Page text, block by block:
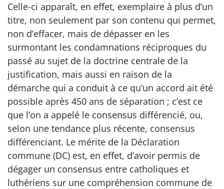
Celle-ci apparaît, en effet, exemplaire à plus d’un
titre, non seulement par son contenu qui permet,
non d’effacer, mais de dépasser en les
surmontant les condamnations réciproques du
passé au sujet de la doctrine centrale de la
justification, mais aussi en raison de la
démarche qui a conduit à ce qu’un accord ait été
possible après 450 ans de séparation ; c’est ce
que l’on a appelé le consensus différencié, ou,
selon une tendance plus récente, consensus
différenciant. Le mérite de la Déclaration
commune (DC) est, en effet, d’avoir permis de
dégager un consensus entre catholiques et
luthériens sur une compréhension commune de